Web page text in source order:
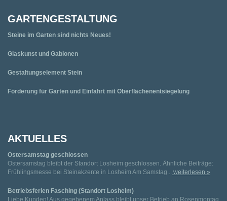
GARTENGESTALTUNG
Steine im Garten sind nichts Neues!
Glaskunst und Gabionen
Gestaltungselement Stein
Förderung für Garten und Einfahrt mit Oberflächenentsiegelung
AKTUELLES
Ostersamstag geschlossen
Ostersamstag bleibt der Standort Losheim geschlossen. Ähnliche Beiträge:
Frühlingsmesse bei Steinakzente in Losheim Am Samstag...
weiterlesen »
Betriebsferien Fasching (Standort Losheim)
Liebe Kunden! Aus gegebenem Anlass bleibt unser Betrieb an Rosenmontag